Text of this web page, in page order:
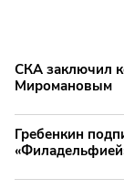
СКА заключил
Миромановым
Гребенкин